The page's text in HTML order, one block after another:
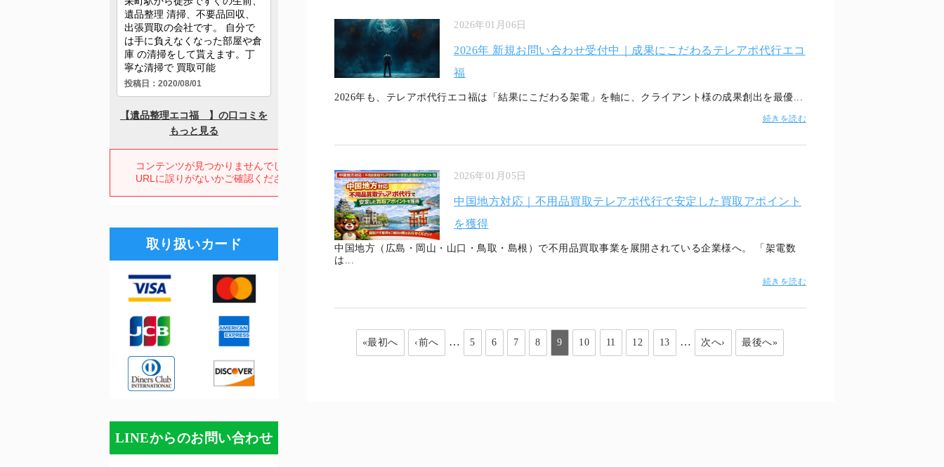
2026年01月06日
2026年 新規お問い合わせ受付中｜成果にこだわるテレアポ代行エコ
福
2026年も、テレアポ代行エコ福は「結果にこだわる架電」を軸に、クライアント様の成果創出を最優...
続きを読む
2026年01月05日
中国地方対応｜不用品買取テレアポ代行で安定した買取アポイント
を獲得
中国地方（広島・岡山・山口・鳥取・島根）で不用品買取事業を展開されている企業様へ。 「架電数
は...
続きを読む
«最初へ ‹前へ … 5 6 7 8 9 10 11 12 13 … 次へ› 最後へ»
取り扱いカード
LINEからのお問い合わせ